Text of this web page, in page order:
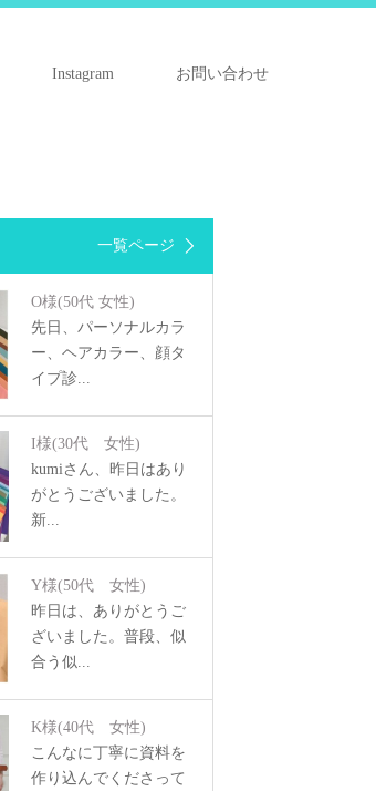
Instagram お問い合わせ
一覧ページ
O様(50代 女性)
先日、パーソナルカラ
ー、ヘアカラー、顔タ
イプ診...
I様(30代 女性)
kumiさん、昨日はあり
がとうございました。
新...
Y様(50代 女性)
昨日は、ありがとうご
ざいました。普段、似
合う似...
K様(40代 女性)
こんなに丁寧に資料を
作り込んでくださって